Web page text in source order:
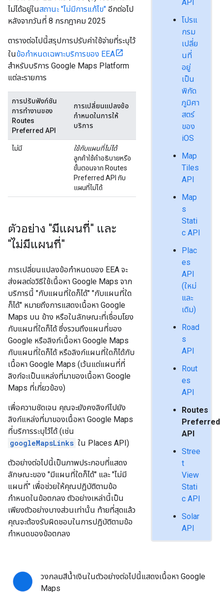
API
โปรแ
กรม
เปลี่ย
นที่
อยู่
เป็น
พิกัด
ภูมิศา
สตร์
ของ
iOS
Map
Tiles
API
Map
s
Stati
c API
Plac
es
API
(ใหม่
และ
เดิม)
Road
s
API
Rout
es
API
Routes
Preferred
API
Stree
t
View
Stati
c API
Solar
API
ไม่ได้อยู่ในสถานะ "ไม่มีการแก้ไข" อีกต่อไป
หลังจากวันที่ 8 กรกฎาคม 2025
ตารางต่อไปนี้สรุปการปรับค่าใช้จ่ายที่ระบุไว้
ในข้อกำหนดเฉพาะบริการของ EEA
สำหรับบริการ Google Maps Platform
แต่ละรายการ
การปรับฟังก์ชัน
การทำงานของ
Routes
Preferred API
การเปลี่ยนแปลงข้อ
กำหนดในการให้
บริการ
ไม่มี
ใช้กับแผนที่ไม่ได้
ลูกค้าใช้คำอธิบายหรือ
ขั้นตอนจาก Routes
Preferred API กับ
แผนที่ไม่ได้
ตัวอย่าง "มีแผนที่" และ
"ไม่มีแผนที่"
การเปลี่ยนแปลงข้อกำหนดของ EEA จะ
ส่งผลต่อวิธีใช้เนื้อหา Google Maps จาก
บริการนี้ "กับแผนที่ใดก็ได้" "กับแผนที่ใด
ก็ได้" หมายถึงการแสดงเนื้อหา Google
Maps บน ข้าง หรือในลักษณะที่เชื่อมโยง
กับแผนที่ใดก็ได้ ซึ่งรวมถึงแผนที่ของ
Google หรือลิงก์เนื้อหา Google Maps
กับแผนที่ใดก็ได้ หรือลิงก์แผนที่ใดก็ได้กับ
เนื้อหา Google Maps (เว้นแต่แผนที่ที่
ลิงก์จะเป็นแหล่งที่มาของเนื้อหา Google
Maps ที่เกี่ยวข้อง)
เพื่อความชัดเจน คุณจะยังคงลิงก์ไปยัง
ลิงก์แหล่งที่มาของเนื้อหา Google Maps
ที่บริการระบุไว้ได้ (เช่น
googleMapsLinks ใน Places API)
ตัวอย่างต่อไปนี้เป็นภาพประกอบที่แสดง
ลักษณะของ "มีแผนที่ใดก็ได้" และ "ไม่มี
แผนที่" เพื่อช่วยให้คุณปฏิบัติตามข้อ
กำหนดในข้อตกลง ตัวอย่างเหล่านี้เป็น
เพียงตัวอย่างบางส่วนเท่านั้น ท้ายที่สุดแล้ว
คุณจะต้องรับผิดชอบในการปฏิบัติตามข้อ
กำหนดของข้อตกลง
วงกลมสีน้ำเงินในตัวอย่างต่อไปนี้แสดงเนื้อหา Google
Maps